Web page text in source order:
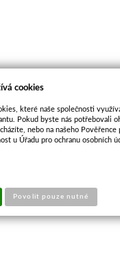
cookies
které naše společnosti
Pokud byste nás potřebovali
nebo na našeho
u Úřadu pro ochranu osobních
Povolit pouze nutné